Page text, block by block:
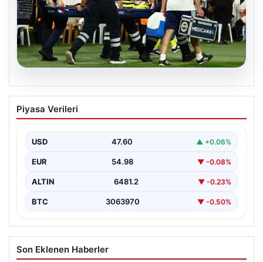
05.08.2026
Fenerbahçe’de Sturm Graz maçında
Oosterwolde’den kahreden haber!
Piyasa Verileri
USD 47.60 ▲ +0.06%
EUR 54.98 ▼ -0.08%
ALTIN 6481.2 ▼ -0.23%
BTC 3063970 ▼ -0.50%
Son Eklenen Haberler